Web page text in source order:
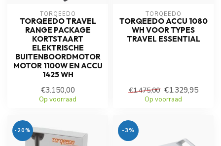
TORQEEDO
TORQEEDO TRAVEL
RANGE PACKAGE
KORTSTAART
ELEKTRISCHE
BUITENBOORDMOTOR
MOTOR 1100W EN ACCU
1425 WH
€3.150,00
Op voorraad
TORQEEDO
TORQEEDO ACCU 1080
WH VOOR TYPES
TRAVEL ESSENTIAL
€1.475,00 €1.329,95
Op voorraad
-20% -3%